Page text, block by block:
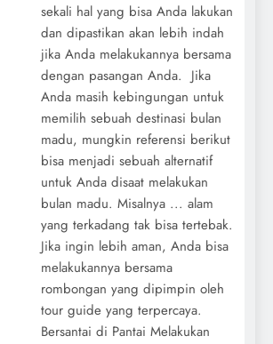
sekali hal yang bisa Anda lakukan
dan dipastikan akan lebih indah
jika Anda melakukannya bersama
dengan pasangan Anda. Jika
Anda masih kebingungan untuk
memilih sebuah destinasi bulan
madu, mungkin referensi berikut
bisa menjadi sebuah alternatif
untuk Anda disaat melakukan
bulan madu. Misalnya ... alam
yang terkadang tak bisa tertebak.
Jika ingin lebih aman, Anda bisa
melakukannya bersama
rombongan yang dipimpin oleh
tour guide yang terpercaya.
Bersantai di Pantai Melakukan